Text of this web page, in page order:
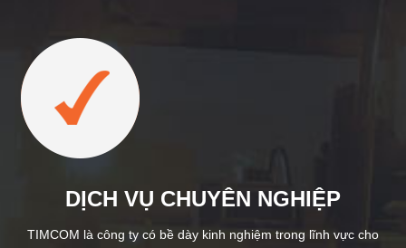
DỊCH VỤ CHUYÊN NGHIỆP
TIMCOM là công ty có bề dày kinh nghiệm trong lĩnh vực cho